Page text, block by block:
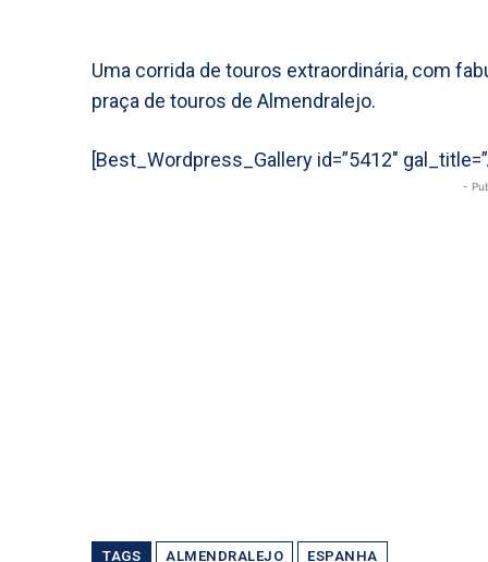
Uma corrida de touros extraordinária, com
praça de touros de Almendralejo.
[Best_Wordpress_Gallery id=”5412″
-
TAGS ALMENDRALEJO ESPANHA